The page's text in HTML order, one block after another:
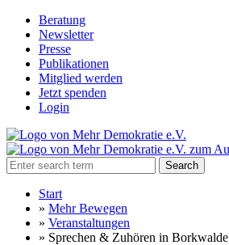
Beratung
Newsletter
Presse
Publikationen
Mitglied werden
Jetzt spenden
Login
Search
Start
» Mehr Bewegen
» Veranstaltungen
» Sprechen & Zuhören in Borkwalde